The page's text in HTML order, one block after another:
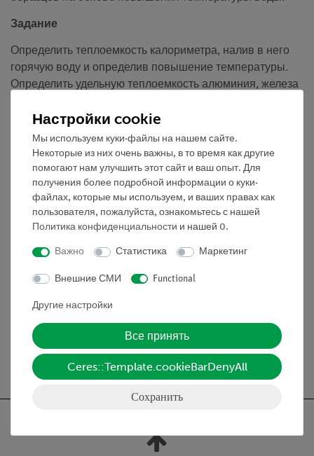
Задание
Определить теплоемкость калориметра, налив в него
горячую воду и определив повышение температуры.
Определить удельную теплоемкость алюминия, железа
результаты экспериментов.
Получаем понятие о
соотношении температур, точке кипения, законе
Дюлонга и Пти, колебании кристаллической решетки,
внутренней энергии, дебаевской температуре.
Объём поставки
Медиа / Загрузки
Бесплатная доставка от 300,- €
Настройки cookie
Мы используем куки-файлы на нашем сайте.
Некоторые из них очень важны, в то время как другие
помогают нам улучшить этот сайт и ваш опыт. Для
получения более подробной информации о куки-
файлах, которые мы используем, и ваших правах как
пользователя, пожалуйста, ознакомьтесь с нашей
Политика конфиденциальности и нашей 0.
Важно Статистика Маркетинг
Внешние СМИ Functional
Другие настройки
Все принять
Ceres::Template.cookieBarDenyAll
Сохранить